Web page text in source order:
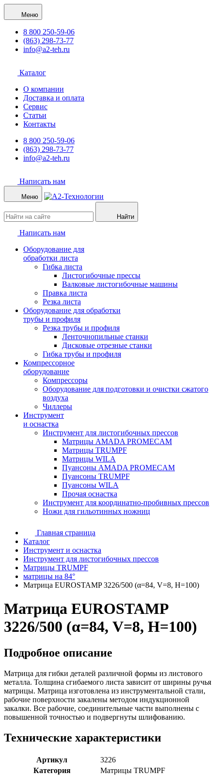
Меню
8 800 250-59-06
(863) 298-73-77
info@a2-teh.ru
Каталог
О компании
Доставка и оплата
Сервис
Статьи
Контакты
8 800 250-59-06
(863) 298-73-77
info@a2-teh.ru
Написать нам
Меню
Найти
Написать нам
Оборудование для
обработки листа
Гибка листа
Листогибочные прессы
Валковые листогибочные машины
Правка листа
Резка листа
Оборудование для обработки
трубы и профиля
Резка трубы и профиля
Ленточнопильные станки
Дисковые отрезные станки
Гибка трубы и профиля
Компрессорное
оборудование
Компрессоры
Оборудование для подготовки и очистки сжатого
воздуха
Чиллеры
Инструмент
и оснастка
Инструмент для листогибочных прессов
Матрицы AMADA PROMECAM
Матрицы TRUMPF
Матрицы WILA
Пуансоны AMADA PROMECAM
Пуансоны TRUMPF
Пуансоны WILA
Прочая оснастка
Инструмент для координатно-пробивных прессов
Ножи для гильотинных ножниц
Главная страница
Каталог
Инструмент и оснастка
Инструмент для листогибочных прессов
Матрицы TRUMPF
матрицы на 84°
Матрица EUROSTAMP 3226/500 (α=84, V=8, H=100)
Матрица EUROSTAMP
3226/500 (α=84, V=8, H=100)
Подробное описание
Матрица для гибки деталей различной формы из листового
металла. Толщина сгибаемого листа зависит от ширины ручья
матрицы. Матрица изготовлена из инструментальной стали,
рабочие поверхности закалены методом индукционной
закалки. Все рабочие, соединительные части выполнены с
повышенной точностью и подвергнуты шлифованию.
Технические характеристики
Артикул
3226
Категория
Матрицы TRUMPF